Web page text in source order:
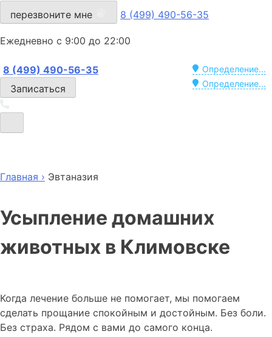
перезвоните мне 8 (499) 490-56-35
Ежедневно с 9:00 до 22:00
Определение...
8 (499) 490-56-35
Определение...
Записаться
Главная › Эвтаназия
Усыпление домашних
животных в Климовске
Когда лечение больше не помогает, мы помогаем
сделать прощание спокойным и достойным. Без боли.
Без страха. Рядом с вами до самого конца.